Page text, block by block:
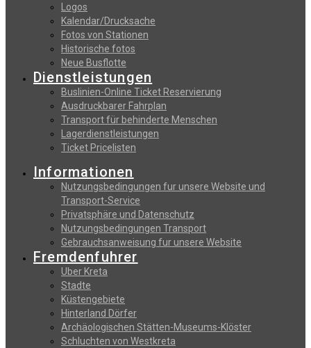
Logos
Kalendar/Drucksache
Fotos von Stationen
Historische fotos
Neue Busflotte
Dienstleistungen
Buslinien-Online Ticket Reservierung
Αusdruckbarer Fahrplan
Transport für behinderte Menschen
Lagerdienstleistungen
Ticket Pricelisten
Informationen
Nutzungsbedingungen fur unsere Website und
Transport-Service
Privatsphäre und Datenschutz
Nutzungsbedingungen Transport
Gebrauchsanweisung fur unsere Website
Fremdenfuhrer
Uber Kreta
Stadte
Küstengebiete
Hinterland Dörfer
Archäologischen Stätten-Museums-Klöster
Schluchten von Westkreta